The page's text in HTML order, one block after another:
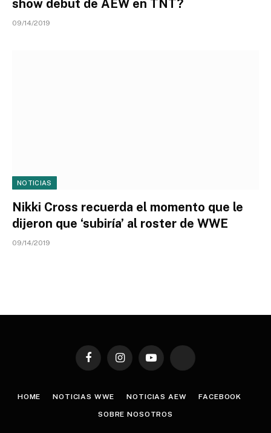
show debut de AEW en TNT?
09/14/2019
NOTICIAS
Nikki Cross recuerda el momento que le
dijeron que ‘subiría’ al roster de WWE
09/14/2019
FacebookInstagramYouTube TikTok
HOME NOTICIAS WWE NOTICIAS AEW FACEBOOK
SOBRE NOSOTROS